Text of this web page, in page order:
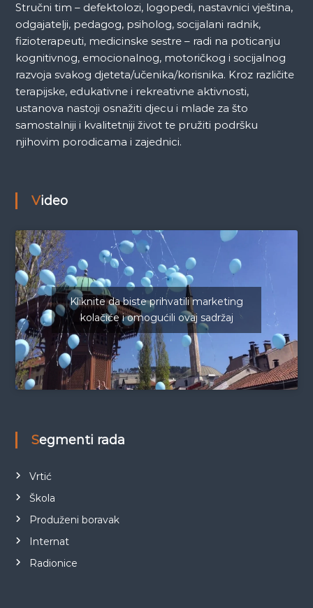
Stručni tim – defektolozi, logopedi, nastavnici vještina,
odgajatelji, pedagog, psiholog, socijalani radnik,
fizioterapeuti, medicinske sestre – radi na poticanju
kognitivnog, emocionalnog, motoričkog i socijalnog
razvoja svakog djeteta/učenika/korisnika. Kroz različite
terapijske, edukativne i rekreativne aktivnosti,
ustanova nastoji osnažiti djecu i mlade za što
samostalniji i kvalitetniji život te pružiti podršku
njihovim porodicama i zajednici.
Video
Kliknite da biste prihvatili marketing
kolačiće i omogućili ovaj sadržaj
Segmenti rada
Vrtić
Škola
Produženi boravak
Internat
Radionice